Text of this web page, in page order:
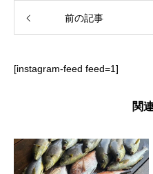
前の記事
[instagram-feed feed=1]
関